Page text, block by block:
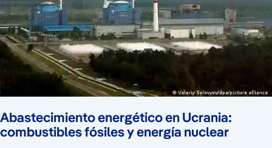
Abastecimiento energético en Ucrania:
combustibles fósiles y energía nuclear